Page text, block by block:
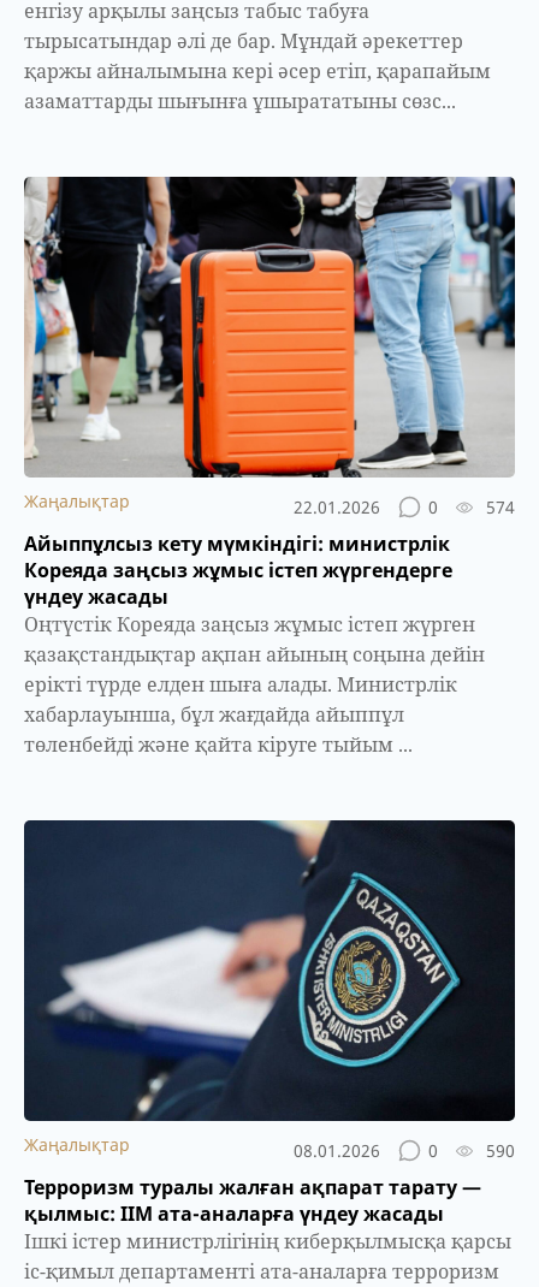
енгізу арқылы заңсыз табыс табуға
тырысатындар әлі де бар. Мұндай әрекеттер
қаржы айналымына кері әсер етіп, қарапайым
азаматтарды шығынға ұшырататыны сөзс...
Жаңалықтар 22.01.2026 0 574
Айыппұлсыз кету мүмкіндігі: министрлік
Кореяда заңсыз жұмыс істеп жүргендерге
үндеу жасады
Оңтүстік Кореяда заңсыз жұмыс істеп жүрген
қазақстандықтар ақпан айының соңына дейін
ерікті түрде елден шыға алады. Министрлік
хабарлауынша, бұл жағдайда айыппұл
төленбейді және қайта кіруге тыйым ...
Жаңалықтар 08.01.2026 0 590
Терроризм туралы жалған ақпарат тарату —
қылмыс: ІІМ ата-аналарға үндеу жасады
Ішкі істер министрлігінің киберқылмысқа қарсы
іс-қимыл департаменті ата-аналарға терроризм